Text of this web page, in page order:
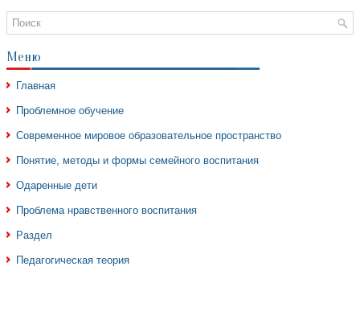
Меню
Главная
Проблемное обучение
Современное мировое образовательное пространство
Понятие, методы и формы семейного воспитания
Одаренные дети
Проблема нравственного воспитания
Раздел
Педагогическая теория